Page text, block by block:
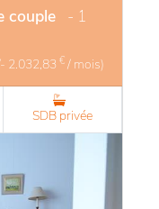
couple - 1
2.032,83 € / mois)
SDB privée